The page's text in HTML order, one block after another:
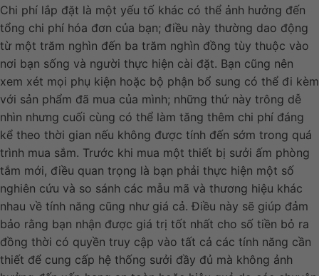
Chi phí lắp đặt là một yếu tố khác có thể ảnh hưởng đến
tổng chi phí hóa đơn của bạn; điều này thường dao động
từ một trăm nghìn đến ba trăm nghìn đồng tùy thuộc vào
nơi bạn sống và người thực hiện cài đặt. Bạn cũng nên
xem xét mọi phụ kiện hoặc bộ phận bổ sung có thể đi kèm
với sản phẩm đã mua của mình; những thứ này trông dễ
nhìn nhưng cuối cùng có thể làm tăng thêm chi phí đáng
kể theo thời gian nếu không được tính đến sớm trong quá
trình mua sắm. Trước khi mua một thiết bị sưởi ấm phòng
tắm mới, điều quan trọng là bạn phải thực hiện một số
nghiên cứu và so sánh các mẫu mã và thương hiệu khác
nhau về tính năng cũng như giá cả. Điều này sẽ giúp đảm
bảo rằng bạn nhận được giá trị tốt nhất cho số tiền bỏ ra
đồng thời có quyền truy cập vào tất cả các tính năng cần
thiết để cung cấp hệ thống sưởi đầy đủ mà không ảnh